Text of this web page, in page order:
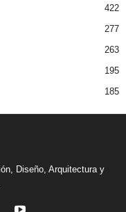
422
277
263
195
185
Diseño, Arquitectura y